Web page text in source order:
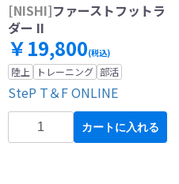
[NISHI]ファーストフットラ
ダー II
￥19,800(税込)
陸上 トレーニング 部活
SteP T＆F ONLINE
カートに入れる